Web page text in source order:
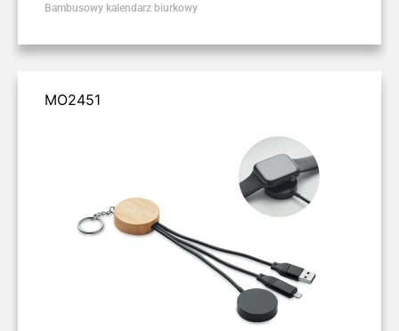
Bambusowy kalendarz biurkowy
MO2451